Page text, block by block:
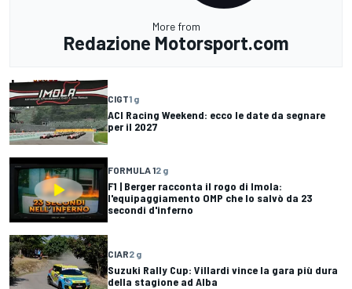
More from
Redazione Motorsport.com
CIGT1 g
ACI Racing Weekend: ecco le date da segnare
per il 2027
FORMULA 12 g
F1 | Berger racconta il rogo di Imola:
l'equipaggiamento OMP che lo salvò da 23
secondi d'inferno
CIAR2 g
Suzuki Rally Cup: Villardi vince la gara più dura
della stagione ad Alba